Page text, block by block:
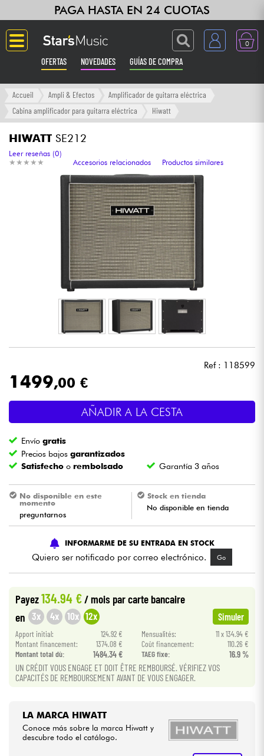
PAGA HASTA EN 24 CUOTAS
0
OFERTAS NOVEDADES GUÍAS DE COMPRA
Langue
Ampli & Efectos
Pianos
Sintetizadores & samplers
Grabación
Auriculares
Luces
Vientos
Violines y cuarteto
Niños
Cables & Acces.
Bundle
Ver nuestras marcas
Accueil Ampli & Efectos
Amplificador de guitarra eléctrica
Cabina amplificador para guitarra eléctrica
Hiwatt
HIWATT SE212
★ ★ ★ ★ ★
★ ★ ★ ★ ★
Leer reseñas (0)
Accesorios relacionados
Productos similares
Ref : 118599
1499,00 €
AÑADIR A LA CESTA
Envíogratis
Precios bajosgarantizados
Satisfecho o rembolsado Garantía 3 años
No disponible en este
momento
preguntarnos
Stock en tienda
No disponible en tienda
INFORMARME DE SU ENTRADA EN STOCK
Quiero ser notificado por correo electrónico. Go
Payez134.94 € / mois par carte bancaire
en 3x 4x 10x 12x Simuler
Apport initial: 124.92 € Mensualités:
11 x 134.94 €
Montant financement:
1374.08 € Coût financement:
110.26 €
Montant total dù:
1484.34 € TAEG fixe: 16.9 %
UN CRÉDIT VOUS ENGAGE ET DOIT ÊTRE REMBOURSÉ. VÉRIFIEZ VOS
CAPACITÉS DE REMBOURSEMENT AVANT DE VOUS ENGAGER.
LA MARCA HIWATT
Conoce más sobre la marca Hiwatt y
descubre todo el catálogo.